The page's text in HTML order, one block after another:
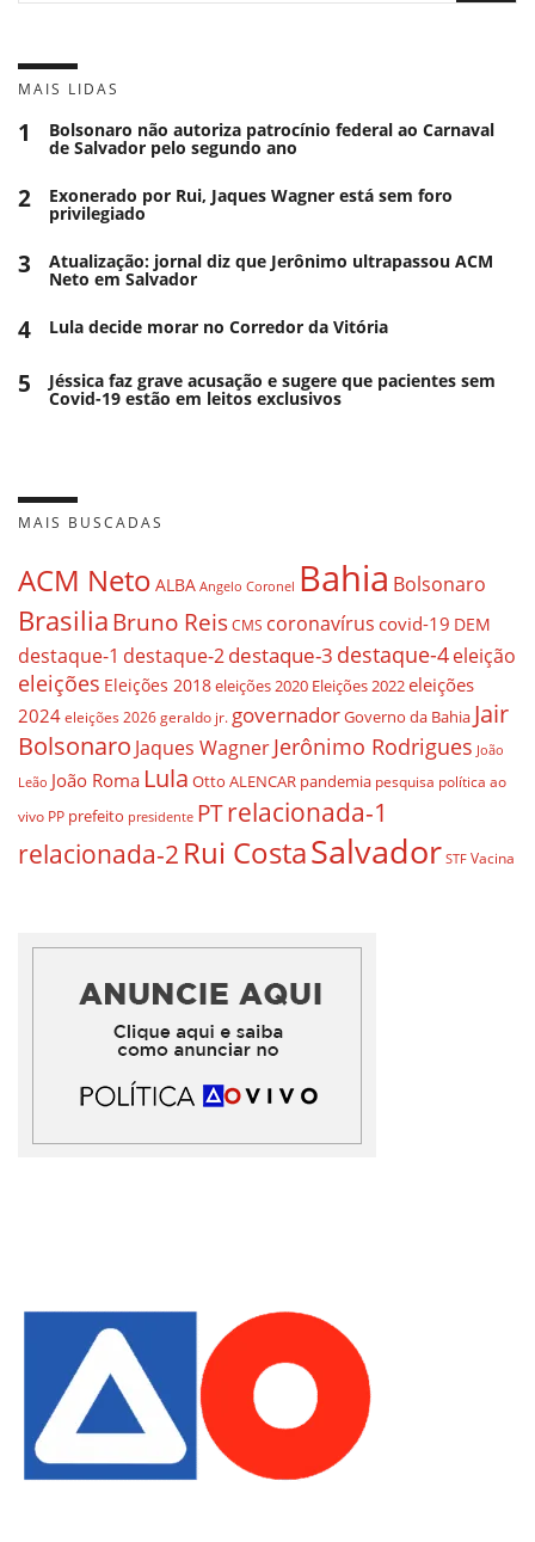
MAIS LIDAS
1 Bolsonaro não autoriza patrocínio federal ao Carnaval
de Salvador pelo segundo ano
2 Exonerado por Rui, Jaques Wagner está sem foro
privilegiado
3 Atualização: jornal diz que Jerônimo ultrapassou ACM
Neto em Salvador
4 Lula decide morar no Corredor da Vitória
5 Jéssica faz grave acusação e sugere que pacientes sem
Covid-19 estão em leitos exclusivos
MAIS BUSCADAS
ACM Neto ALBA Angelo Coronel Bahia Bolsonaro
BrasiliaBruno ReisCMS coronavírus covid-19 DEM
destaque-1 destaque-2destaque-3 destaque-4eleição
eleições Eleições 2018eleições 2020 Eleições 2022eleições
2024 eleições 2026 geraldo jr. governadorGoverno da Bahia Jair
Bolsonaro Jaques WagnerJerônimo Rodrigues João
Leão João Roma Lula Otto ALENCAR pandemia pesquisa política ao
vivo PP prefeito presidente PTrelacionada-1
relacionada-2 Rui CostaSalvador STF Vacina